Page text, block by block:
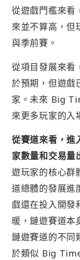
從遊戲門檻來看
來並不算高，但
與季前賽。
從項目發展來看
於預期，但遊戲
家。未來 Big
來更多玩家的入
從賽道來看，進
家數量和交易量
遊玩家的核心群
道總體的發展進
戲還在投入開發
暖，鏈遊賽道本
鏈遊賽道的不同
於類似 Big